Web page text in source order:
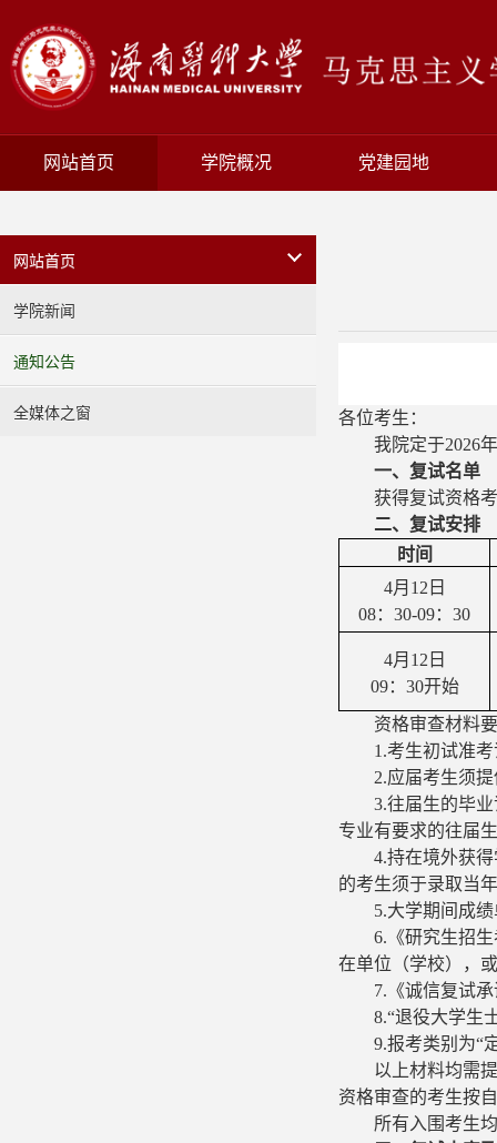
网站首页 学院概况 党建园地
网站首页
学院新闻
通知公告
全媒体之窗
各位考生：
我院定于2026年
一、 复试名单
获得复试资格
二、 复试安排
时间
4月 12 日
08：30-09：30
4月 12 日
09： 30开始
资格审查材料
1.考生初试准
2.应届考生须
3.往届生的毕
专业有要求的往届
4.持在境外获
的考生须于录取当
5.大学期间成
6. 《研究生招
在单位（学校），
7.《诚信复试
8.“退役大学生
9.报考类别为“
以上材料均需
资格审查的考生按
所有入围考生